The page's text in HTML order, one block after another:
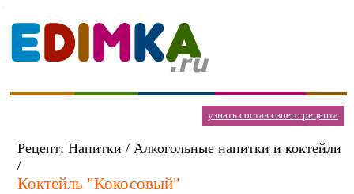
узнать состав своего рецепта
Рецепт: Напитки / Алкогольные напитки и коктейли
/
Коктейль "Кокосовый"